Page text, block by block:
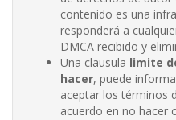
contenido es una
responderá a
DMCA recibido y
Una clausula limite
hacer, puede
aceptar los términos
acuerdo en no hacer